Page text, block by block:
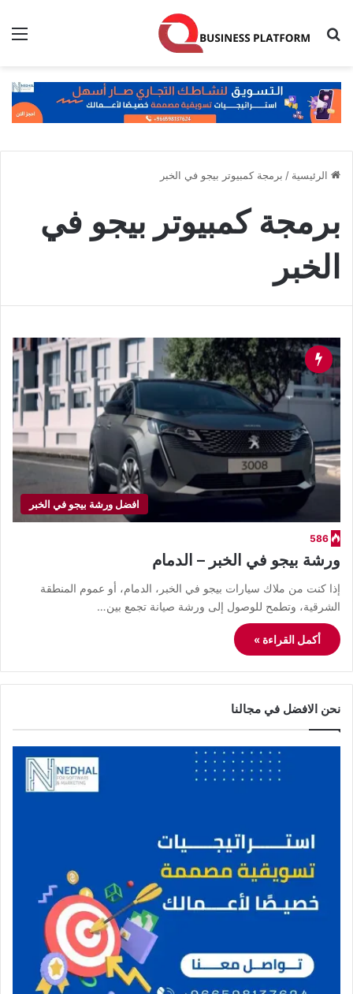
بحث عن
الرئيسية / برمجة كمبيوتر بيجو في الخبر
برمجة كمبيوتر بيجو في
الخبر
افضل ورشة بيجو في الخبر
586
ورشة بيجو في الخبر – الدمام
إذا كنت من ملاك سيارات بيجو في الخبر، الدمام، أو عموم المنطقة
الشرقية، وتطمح للوصول إلى ورشة صيانة تجمع بين…
أكمل القراءة »
نحن الافضل في مجالنا